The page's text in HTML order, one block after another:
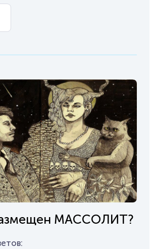
МАССОЛИТ?